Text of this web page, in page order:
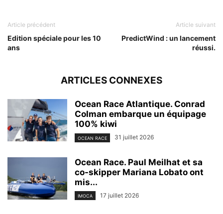
Article précédent
Edition spéciale pour les 10
ans
Article suivant
PredictWind : un lancement
réussi.
ARTICLES CONNEXES
Ocean Race Atlantique. Conrad
Colman embarque un équipage
100% kiwi
OCEAN RACE 31 juillet 2026
Ocean Race. Paul Meilhat et sa
co-skipper Mariana Lobato ont
mis...
IMOCA 17 juillet 2026